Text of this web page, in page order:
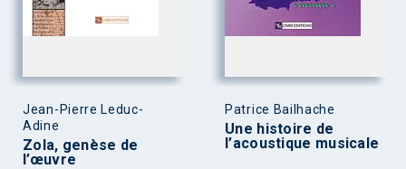
Jean-Pierre Leduc-
Adine
Zola, genèse de
l’œuvre
Patrice Bailhache
Une histoire de
l’acoustique musicale